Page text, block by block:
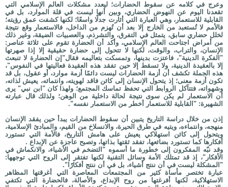
وعرج في كلامه عن سقوط الحضارات؛ ليعدد مشكلات العالم الإسلامي التي
تقعدنا اليوم عن النهوض الحضاري، وبين أنها ليست في قلة الموارد، بل في
القابلية للاستعمار، وهي العبارة التي أثارت جدلًا واسعًا؛ لكنها كشفت عمق رؤيته؛
فالأمم لا تُستعبد من الخارج إلا بعد أن تُهزم من الداخل، فالاستعمار وقع نتيجة
لخلل حضاري سابق، يتمثل في التفرق، والتشرذم، والعصبيات الضيقة، وغير ذلك
من أمراض اجتاحت العالم الإسلامي، وأكد أن الحضارة تقوم على ثلاثة عناصر:
الإنسان، والتراب، والوقت، لكنها لا تتحول إلى حضارة حقيقية إلا إذا صهرتها
"الفكرة الدينية"، فاعتزت بدينها، وتمسكت بتعاليمه فقال"إن الحضارة لا تنبعث
إلا بالعقيدة الدينية، ولا تسقط إلا حين تفقد هذه العقيدة فعاليتها في النفوس"،
هذه الجملة تكشف أن أزمة الحضارات ليست دائمًا أزمة موارد، أو عقول، بل قد
تكون أزمة معنى؛ إذ يتحول الإنسان إلى كائن فاقد لهويته، وانتمائه، يعيش لذاته،
وشهواته، فتتآكل الروابط التي تحفظ تماسك المجتمع؛ ولهذا كان "ابن نبي" يرى
أن الاستعمار لم يكن سوى نتيجة لحالة داخلية من الوهن؛ ولذلك قال عبارته
الشهيرة: "القابلية للاستعمار أخطر من الاستعمار نفسه".
إذن من خلال دراسة التاريخ يتبين أن سقوط الحضارات يبدأ حين يفقد الإنسان
منهجه، وانتماءه، ويتيه في طرق الحيرة، والانسلاخ من القيم، والمبادئ الإسلامية،
ويتحول إلى كائن استهلاكي يعيش على هامش التاريخ، فالأمة التي تستورد
أفكارها كما تستورد بضائعها، تفقد ثقتها بذاتها، وتصبح عاجزة عن الإبداع .
وقد نبّه المفكرون إلى خطورة ما أسموه "التضخم في الأشياء، والانكماش في
الأفكار"، إذ قد تمتلك الأمة وسائل التقنية لكنها تفتقر إلى الروح التي توجهها:
"المشكلة ليست في أن ننتج أشياء، بل في أن ننتج أفكارًا".
عبارة تختصر مأساة كثير من المجتمعات المعاصرة التي أغرقتها المظاهر
الاستهلاكية، لكنها أفرغتها من روح الإبداع، والأصالة، فالحضارة التي تكتفي